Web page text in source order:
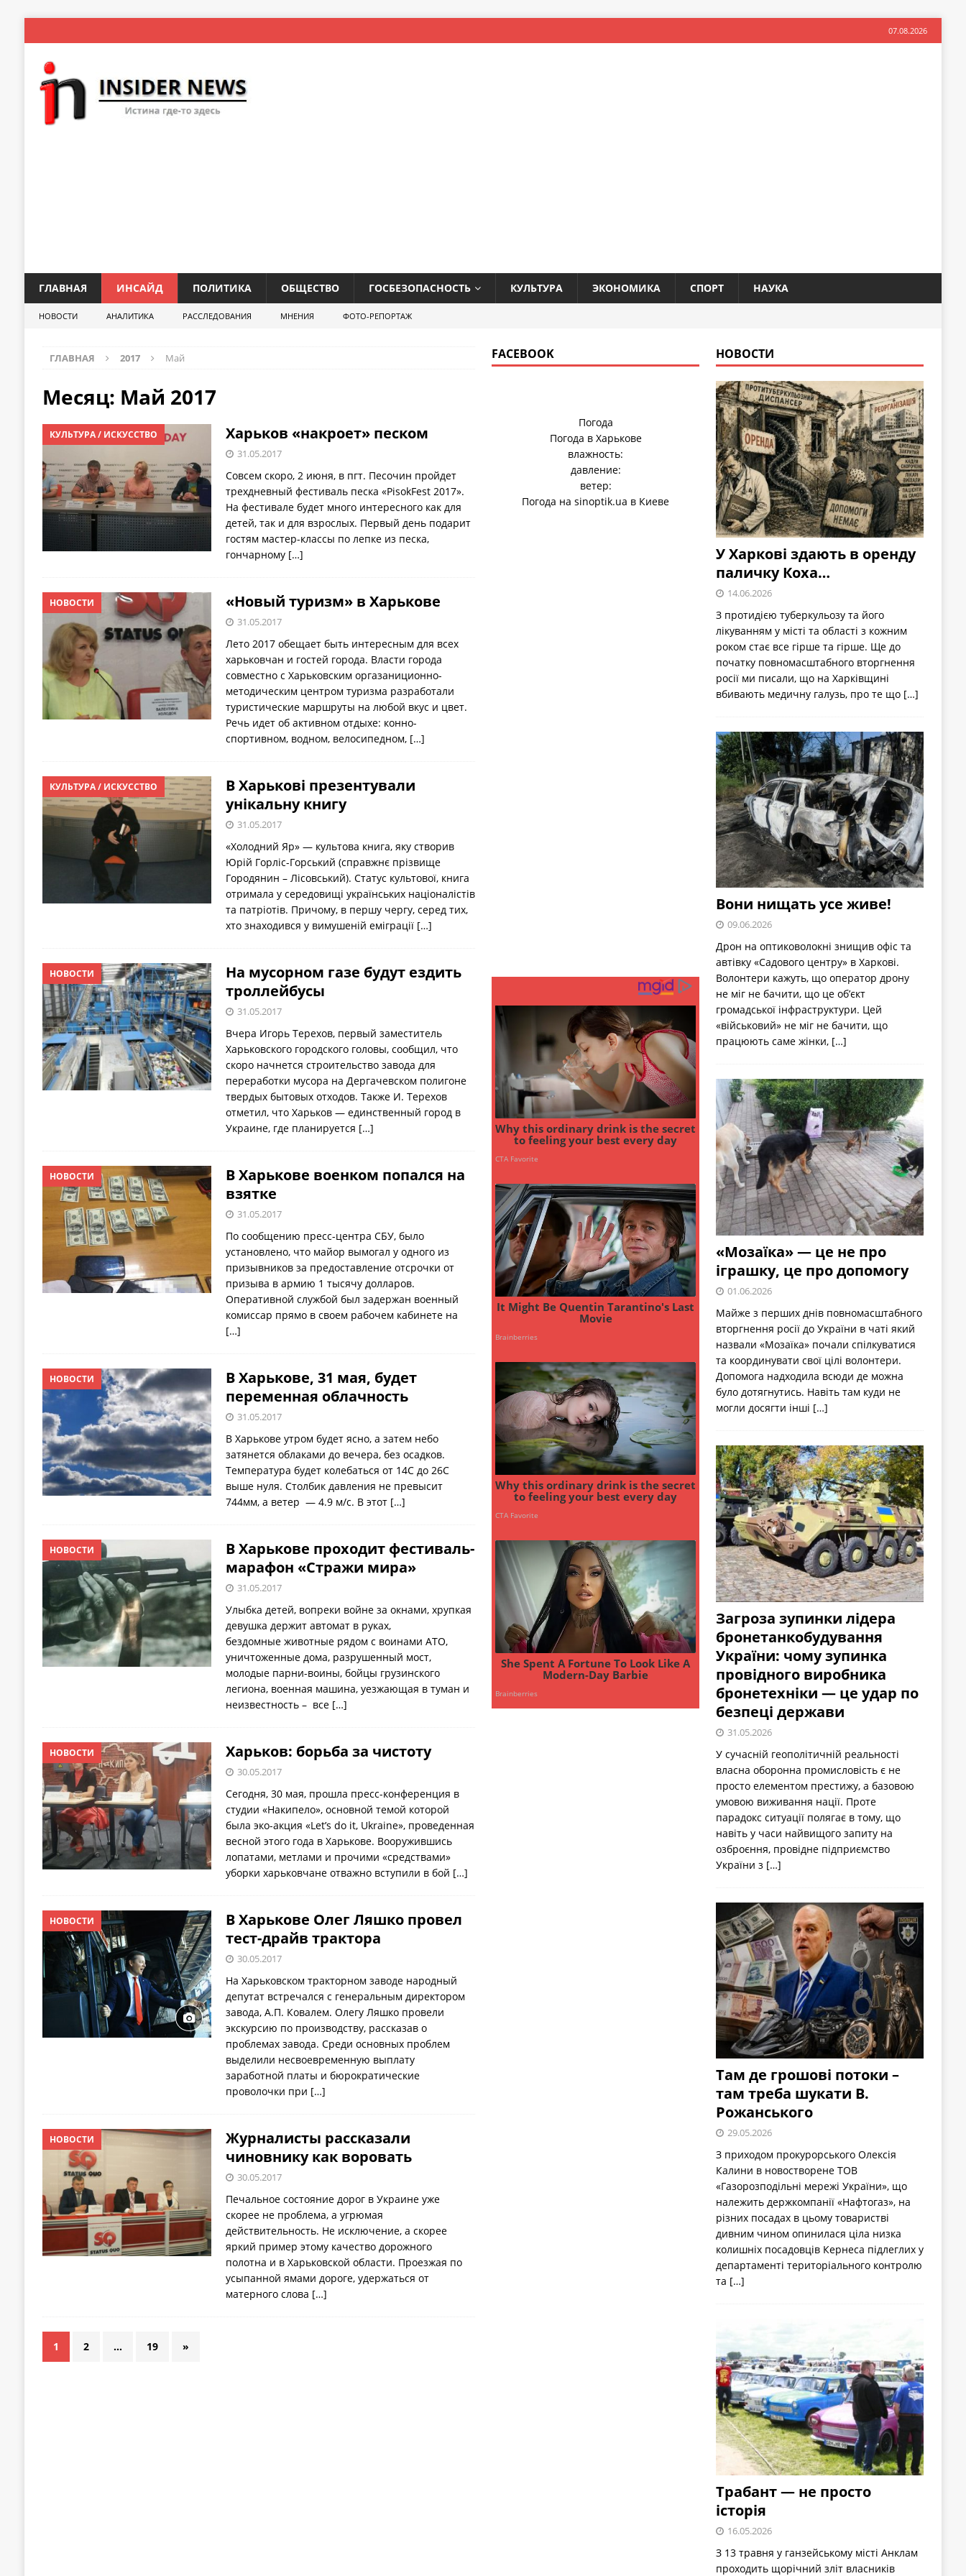
07.08.2026
ГЛАВНАЯ ИНСАЙД ПОЛИТИКА ОБЩЕСТВО ГОСБЕЗОПАСНОСТЬ КУЛЬТУРА ЭКОНОМИКА СПОРТ НАУКА
НОВОСТИ АНАЛИТИКА РАССЛЕДОВАНИЯ МНЕНИЯ ФОТО-РЕПОРТАЖ
ГЛАВНАЯ 2017 Май
Месяц: Май 2017
КУЛЬТУРА / ИСКУССТВО Харьков «накроет» песком
31.05.2017
Совсем скоро, 2 июня, в пгт. Песочин пройдет
трехдневный фестиваль песка «PisokFest 2017».
На фестивале будет много интересного как для
детей, так и для взрослых. Первый день подарит
гостям мастер-классы по лепке из песка,
гончарному […]
НОВОСТИ «Новый туризм» в Харькове
31.05.2017
Лето 2017 обещает быть интересным для всех
харьковчан и гостей города. Власти города
совместно с Харьковским оргазаниционно-
методическим центром туризма разработали
туристические маршруты на любой вкус и цвет.
Речь идет об активном отдыхе: конно-
спортивном, водном, велосипедном, […]
КУЛЬТУРА / ИСКУССТВО
В Харькові презентували
унікальну книгу
31.05.2017
«Холодний Яр» — культова книга, яку створив
Юрій Горліс-Горський (справжнє прізвище
Городянин – Лісовський). Статус культової, книга
отримала у середовищі українських націоналістів
та патріотів. Причому, в першу чергу, серед тих,
хто знаходився у вимушеній еміграції […]
НОВОСТИ
На мусорном газе будут ездить
троллейбусы
31.05.2017
Вчера Игорь Терехов, первый заместитель
Харьковского городского головы, сообщил, что
скоро начнется строительство завода для
переработки мусора на Дергачевском полигоне
твердых бытовых отходов. Также И. Терехов
отметил, что Харьков — единственный город в
Украине, где планируется […]
НОВОСТИ
В Харькове военком попался на
взятке
31.05.2017
По сообщению пресс-центра СБУ, было
установлено, что майор вымогал у одного из
призывников за предоставление отсрочки от
призыва в армию 1 тысячу долларов.
Оперативной службой был задержан военный
комиссар прямо в своем рабочем кабинете на
[…]
НОВОСТИ
В Харькове, 31 мая, будет
переменная облачность
31.05.2017
В Харькове утром будет ясно, а затем небо
затянется облаками до вечера, без осадков.
Температура будет колебаться от 14С до 26С
выше нуля. Столбик давления не превысит
744мм, а ветер — 4.9 м/с. В этот […]
НОВОСТИ
В Харькове проходит фестиваль-
марафон «Стражи мира»
31.05.2017
Улыбка детей, вопреки войне за окнами, хрупкая
девушка держит автомат в руках,
бездомные животные рядом с воинами АТО,
уничтоженные дома, разрушенный мост,
молодые парни-воины, бойцы грузинского
легиона, военная машина, уезжающая в туман и
неизвестность – все […]
НОВОСТИ Харьков: борьба за чистоту
30.05.2017
Сегодня, 30 мая, прошла пресс-конференция в
студии «Накипело», основной темой которой
была эко-акция «Let’s do it, Ukraine», проведенная
весной этого года в Харькове. Вооружившись
лопатами, метлами и прочими «средствами»
уборки харьковчане отважно вступили в бой […]
НОВОСТИ
В Харькове Олег Ляшко провел
тест-драйв трактора
30.05.2017
На Харьковском тракторном заводе народный
депутат встречался с генеральным директором
завода, А.П. Ковалем. Олегу Ляшко провели
экскурсию по производству, рассказав о
проблемах завода. Среди основных проблем
выделили несвоевременную выплату
заработной платы и бюрократические
проволочки при […]
НОВОСТИ
Журналисты рассказали
чиновнику как воровать
30.05.2017
Печальное состояние дорог в Украине уже
скорее не проблема, а угрюмая
действительность. Не исключение, а скорее
яркий пример этому качество дорожного
полотна и в Харьковской области. Проезжая по
усыпанной ямами дороге, удержаться от
матерного слова […]
1 2 … 19 »
FACEBOOK
Погода
Погода в Харькове
влажность:
давление:
ветер:
Погода наsinoptik.ua в Киеве
НОВОСТИ
У Харкові здають в оренду
паличку Коха…
14.06.2026
З протидією туберкульозу та його
лікуванням у місті та області з кожним
роком стає все гірше та гірше. Ще до
початку повномасштабного вторгнення
росії ми писали, що на Харківщині
вбивають медичну галузь, про те що […]
Вони нищать усе живе!
09.06.2026
Дрон на оптиковолокні знищив офіс та
автівку «Садового центру» в Харкові.
Волонтери кажуть, що оператор дрону
не міг не бачити, що це об’єкт
громадської інфраструктури. Цей
«військовий» не міг не бачити, що
працюють саме жінки, […]
«Мозаїка» — це не про
іграшку, це про допомогу
01.06.2026
Майже з перших днів повномасштабного
вторгнення росії до України в чаті який
назвали «Мозаїка» почали спілкуватися
та координувати свої цілі волонтери.
Допомога надходила всюди де можна
було дотягнутись. Навіть там куди не
могли досягти інші […]
Загроза зупинки лідера
бронетанкобудування
України: чому зупинка
провідного виробника
бронетехніки — це удар по
безпеці держави
31.05.2026
У сучасній геополітичній реальності
власна оборонна промисловість є не
просто елементом престижу, а базовою
умовою виживання нації. Проте
парадокс ситуації полягає в тому, що
навіть у часи найвищого запиту на
озброєння, провідне підприємство
України з […]
Там де грошові потоки –
там треба шукати В.
Рожанського
29.05.2026
З приходом прокурорського Олексія
Калини в новостворене ТОВ
«Газорозподільні мережі України», що
належить держкомпанії «Нафтогаз», на
різних посадах в цьому товаристві
дивним чином опинилася ціла низка
колишніх посадовців Кернеса підлеглих у
департаменті територіального контролю
та […]
Трабант — не просто
історія
16.05.2026
З 13 травня у ганзейському місті Анклам
проходить щорічний зліт власників